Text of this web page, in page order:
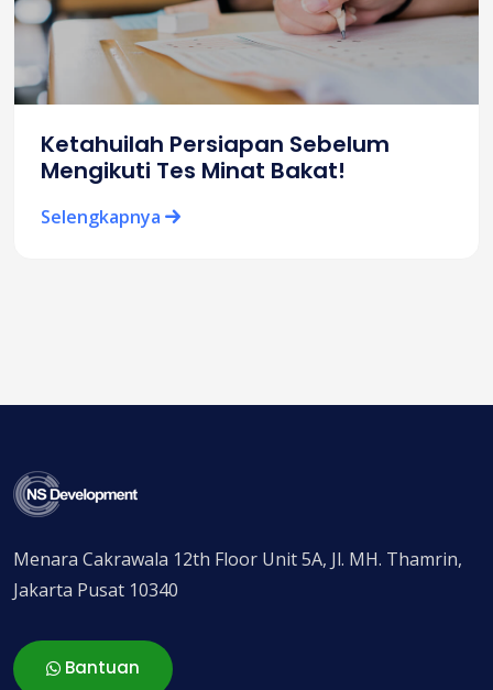
Ketahuilah Persiapan Sebelum
Mengikuti Tes Minat Bakat!
Selengkapnya
Menara Cakrawala 12th Floor Unit 5A, Jl. MH. Thamrin,
Jakarta Pusat 10340
Bantuan